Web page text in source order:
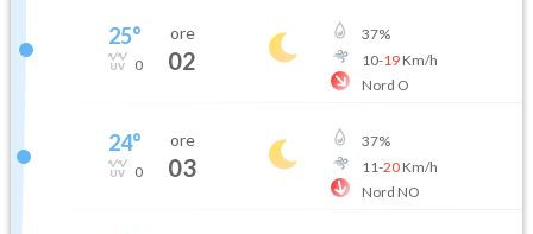
25°
0
ore
02
37%
10-19Km/h
Nord O
24°
0
ore
03
37%
11-20Km/h
Nord NO